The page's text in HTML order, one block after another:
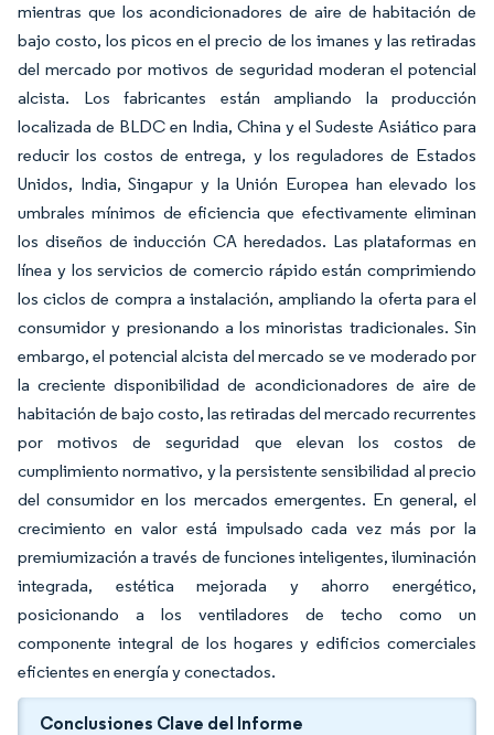
mientras que los acondicionadores de aire de habitación de
bajo costo, los picos en el precio de los imanes y las retiradas
del mercado por motivos de seguridad moderan el potencial
alcista. Los fabricantes están ampliando la producción
localizada de BLDC en India, China y el Sudeste Asiático para
reducir los costos de entrega, y los reguladores de Estados
Unidos, India, Singapur y la Unión Europea han elevado los
umbrales mínimos de eficiencia que efectivamente eliminan
los diseños de inducción CA heredados. Las plataformas en
línea y los servicios de comercio rápido están comprimiendo
los ciclos de compra a instalación, ampliando la oferta para el
consumidor y presionando a los minoristas tradicionales. Sin
embargo, el potencial alcista del mercado se ve moderado por
la creciente disponibilidad de acondicionadores de aire de
habitación de bajo costo, las retiradas del mercado recurrentes
por motivos de seguridad que elevan los costos de
cumplimiento normativo, y la persistente sensibilidad al precio
del consumidor en los mercados emergentes. En general, el
crecimiento en valor está impulsado cada vez más por la
premiumización a través de funciones inteligentes, iluminación
integrada, estética mejorada y ahorro energético,
posicionando a los ventiladores de techo como un
componente integral de los hogares y edificios comerciales
eficientes en energía y conectados.
Conclusiones Clave del Informe